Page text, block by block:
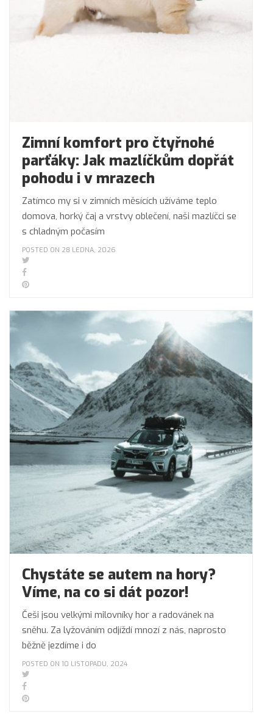
Zimní komfort pro čtyřnohé
parťáky: Jak mazlíčkům dopřát
pohodu i v mrazech
Zatímco my si v zimních měsících užíváme teplo
domova, horký čaj a vrstvy oblečení, naši mazlíčci se
s chladným počasím
POSTED ON 28 LEDNA, 2026
Chystáte se autem na hory?
Víme, na co si dát pozor!
Češi jsou velkými milovníky hor a radovánek na
sněhu. Za lyžováním odjíždí mnozí z nás, naprosto
běžně jezdíme i do
POSTED ON 10 LISTOPADU, 2024